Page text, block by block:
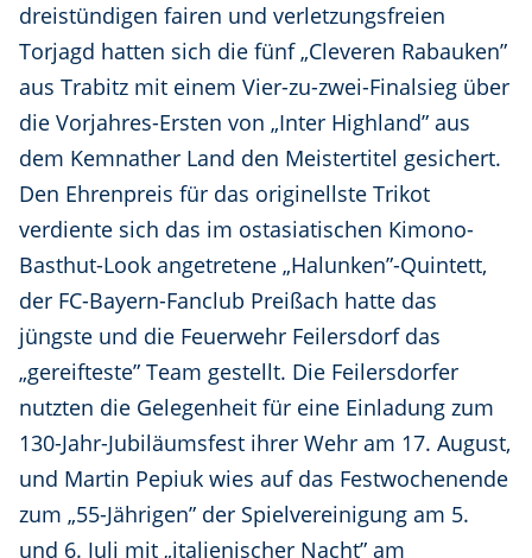
dreistündigen fairen und verletzungsfreien
Torjagd hatten sich die fünf „Cleveren Rabauken”
aus Trabitz mit einem Vier-zu-zwei-Finalsieg über
die Vorjahres-Ersten von „Inter Highland” aus
dem Kemnather Land den Meistertitel gesichert.
Den Ehrenpreis für das originellste Trikot
verdiente sich das im ostasiatischen Kimono-
Basthut-Look angetretene „Halunken”-Quintett,
der FC-Bayern-Fanclub Preißach hatte das
jüngste und die Feuerwehr Feilersdorf das
„gereifteste” Team gestellt. Die Feilersdorfer
nutzten die Gelegenheit für eine Einladung zum
130-Jahr-Jubiläumsfest ihrer Wehr am 17. August,
und Martin Pepiuk wies auf das Festwochenende
zum „55-Jährigen” der Spielvereinigung am 5.
und 6. Juli mit „italienischer Nacht” am